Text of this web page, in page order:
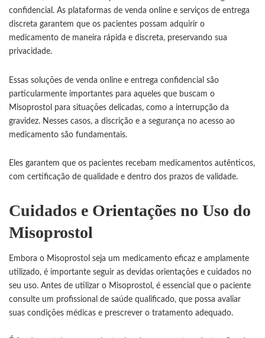
confidencial. As plataformas de venda online e serviços de entrega
discreta garantem que os pacientes possam adquirir o
medicamento de maneira rápida e discreta, preservando sua
privacidade.
Essas soluções de venda online e entrega confidencial são
particularmente importantes para aqueles que buscam o
Misoprostol para situações delicadas, como a interrupção da
gravidez. Nesses casos, a discrição e a segurança no acesso ao
medicamento são fundamentais.
Eles garantem que os pacientes recebam medicamentos autênticos,
com certificação de qualidade e dentro dos prazos de validade.
Cuidados e Orientações no Uso do
Misoprostol
Embora o Misoprostol seja um medicamento eficaz e amplamente
utilizado, é importante seguir as devidas orientações e cuidados no
seu uso. Antes de utilizar o Misoprostol, é essencial que o paciente
consulte um profissional de saúde qualificado, que possa avaliar
suas condições médicas e prescrever o tratamento adequado.